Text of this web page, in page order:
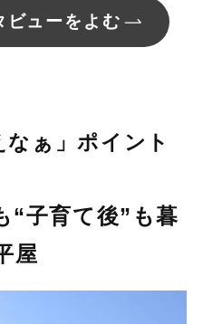
ビューをよむ
ぁ」ポイント
“子育て後”も暮
屋